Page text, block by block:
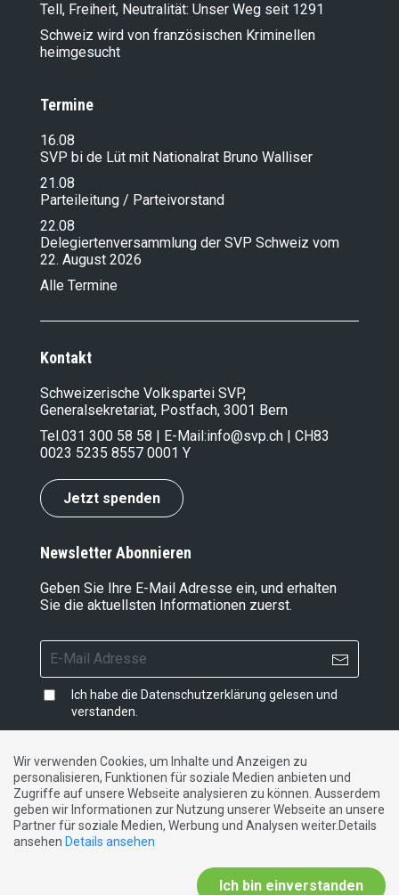
Tell, Freiheit, Neutralität: Unser Weg seit 1291
Schweiz wird von französischen Kriminellen
heimgesucht
Termine
16.08
SVP bi de Lüt mit Nationalrat Bruno Walliser
21.08
Parteileitung / Parteivorstand
22.08
Delegiertenversammlung der SVP Schweiz vom
22. August 2026
Alle Termine
Kontakt
Schweizerische Volkspartei SVP,
Generalsekretariat, Postfach, 3001 Bern
Tel.031 300 58 58 | E-Mail:info@svp.ch | CH83
0023 5235 8557 0001 Y
Jetzt spenden
Newsletter Abonnieren
Geben Sie Ihre E-Mail Adresse ein, und erhalten
Sie die aktuellsten Informationen zuerst.
Ich habe die Datenschutzerklärung gelesen und
verstanden.
Impressum|Datenschutzerklärung|Kontakt
DE FR IT
Wir verwenden Cookies, um Inhalte und Anzeigen zu
personalisieren, Funktionen für soziale Medien anbieten und
Zugriffe auf unsere Webseite analysieren zu können. Ausserdem
geben wir Informationen zur Nutzung unserer Webseite an unsere
Partner für soziale Medien, Werbung und Analysen weiter.Details
ansehen Details ansehen
Ich bin einverstanden